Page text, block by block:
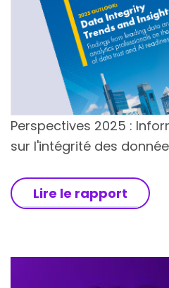
Perspectives 2025 :
sur l'intégrité des
Lire le rapport